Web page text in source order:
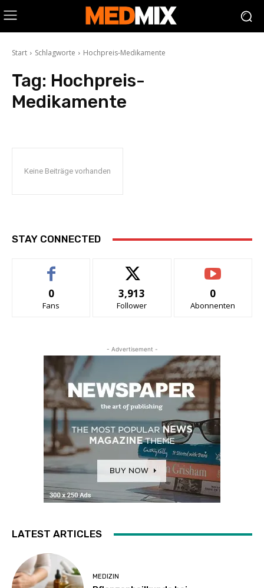
Start Schlagworte Hochpreis-Medikamente
Tag: Hochpreis-
Medikamente
Keine Beiträge vorhanden
STAY CONNECTED
0
Fans
3,913
Follower
0
Abonnenten
- Advertisement -
LATEST ARTICLES
MEDIZIN